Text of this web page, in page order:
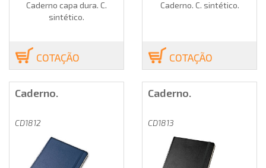
Caderno capa dura. C.
sintético.
COTAÇÃO
Caderno. C. sintético.
COTAÇÃO
Caderno.
CD1812
Caderno.
CD1813